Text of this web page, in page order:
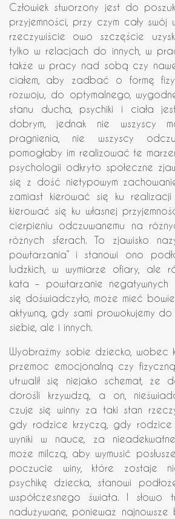
Człowiek stworzony jest do
przyjemności, przy czym cały swój
rzeczywiście owo szczęście
tylko w relacjach do innych, w
także w pracy nad sobą czy
ciałem, aby zadbać o formę
rozwoju, do optymalnego,
stanu ducha, psychiki i ciała
dobrym, jednak nie wszyscy
pragnienia, nie wszyscy
pomogłaby im realizować te
psychologii odkryto społeczne
się z dość nietypowym
zamiast kierować się ku realizacji
kierować się ku własnej
cierpieniu odczuwanemu na
różnych sferach. To zjawisko
powtarzania” i stanowi ono
ludzkich, w wymiarze ofiary, ale
kata – powtarzanie negatywnych
się doświadczyło, może mieć
aktywną, gdy sami prowokujemy
siebie, ale i innych.
Wyobraźmy sobie dziecko, wobec
przemoc emocjonalną czy
utrwalił się niejako schemat, że
dorośli krzywdzą, a on,
czuje się winny za taki stan
gdy rodzice krzyczą, gdy rodzice
wyniki w nauce, za
może milczą, aby wymusić
poczucie winy, które zostaje
psychikę dziecka, stanowi
współczesnego świata. I
nadużywane, ponieważ